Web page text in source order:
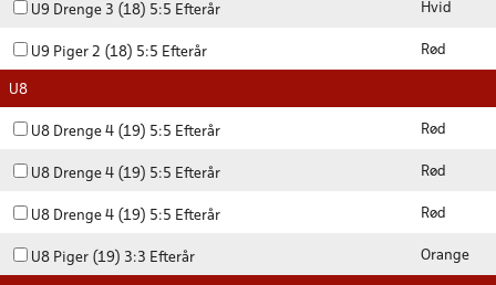
U9 Drenge 3 (18) 5:5 Efterår Hvid
U9 Piger 2 (18) 5:5 Efterår Rød
U8
U8 Drenge 4 (19) 5:5 Efterår Rød
U8 Drenge 4 (19) 5:5 Efterår Rød
U8 Drenge 4 (19) 5:5 Efterår Rød
U8 Piger (19) 3:3 Efterår Orange